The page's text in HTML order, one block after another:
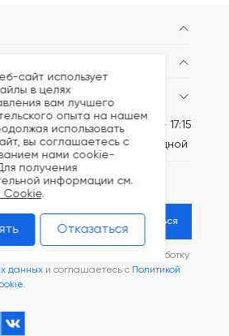
Пн-Пт: 8:30 - 17:15
Сб-вс: выходной
Подписаться
вы даете согласие на обработку
данных и соглашаетесь с Политикой
.
сайт использует
в целях
вам лучшего
опыта на нашем
использовать
вы соглашаетесь с
нами cookie-
получения
информации см.
Cookie.
Отказаться